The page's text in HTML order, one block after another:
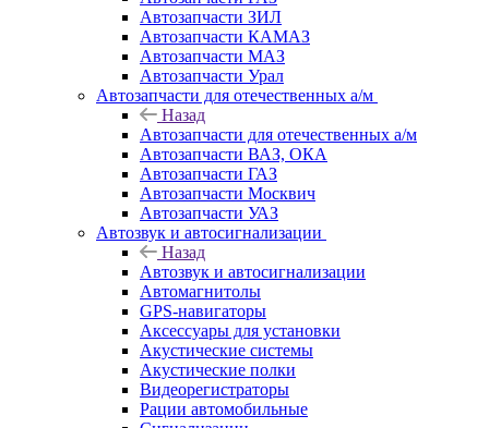
Автозапчасти ЗИЛ
Автозапчасти КАМАЗ
Автозапчасти МАЗ
Автозапчасти Урал
Автозапчасти для отечественных а/м
Назад
Автозапчасти для отечественных а/м
Автозапчасти ВАЗ, ОКА
Автозапчасти ГАЗ
Автозапчасти Москвич
Автозапчасти УАЗ
Автозвук и автосигнализации
Назад
Автозвук и автосигнализации
Автомагнитолы
GPS-навигаторы
Аксессуары для установки
Акустические системы
Акустические полки
Видеорегистраторы
Рации автомобильные